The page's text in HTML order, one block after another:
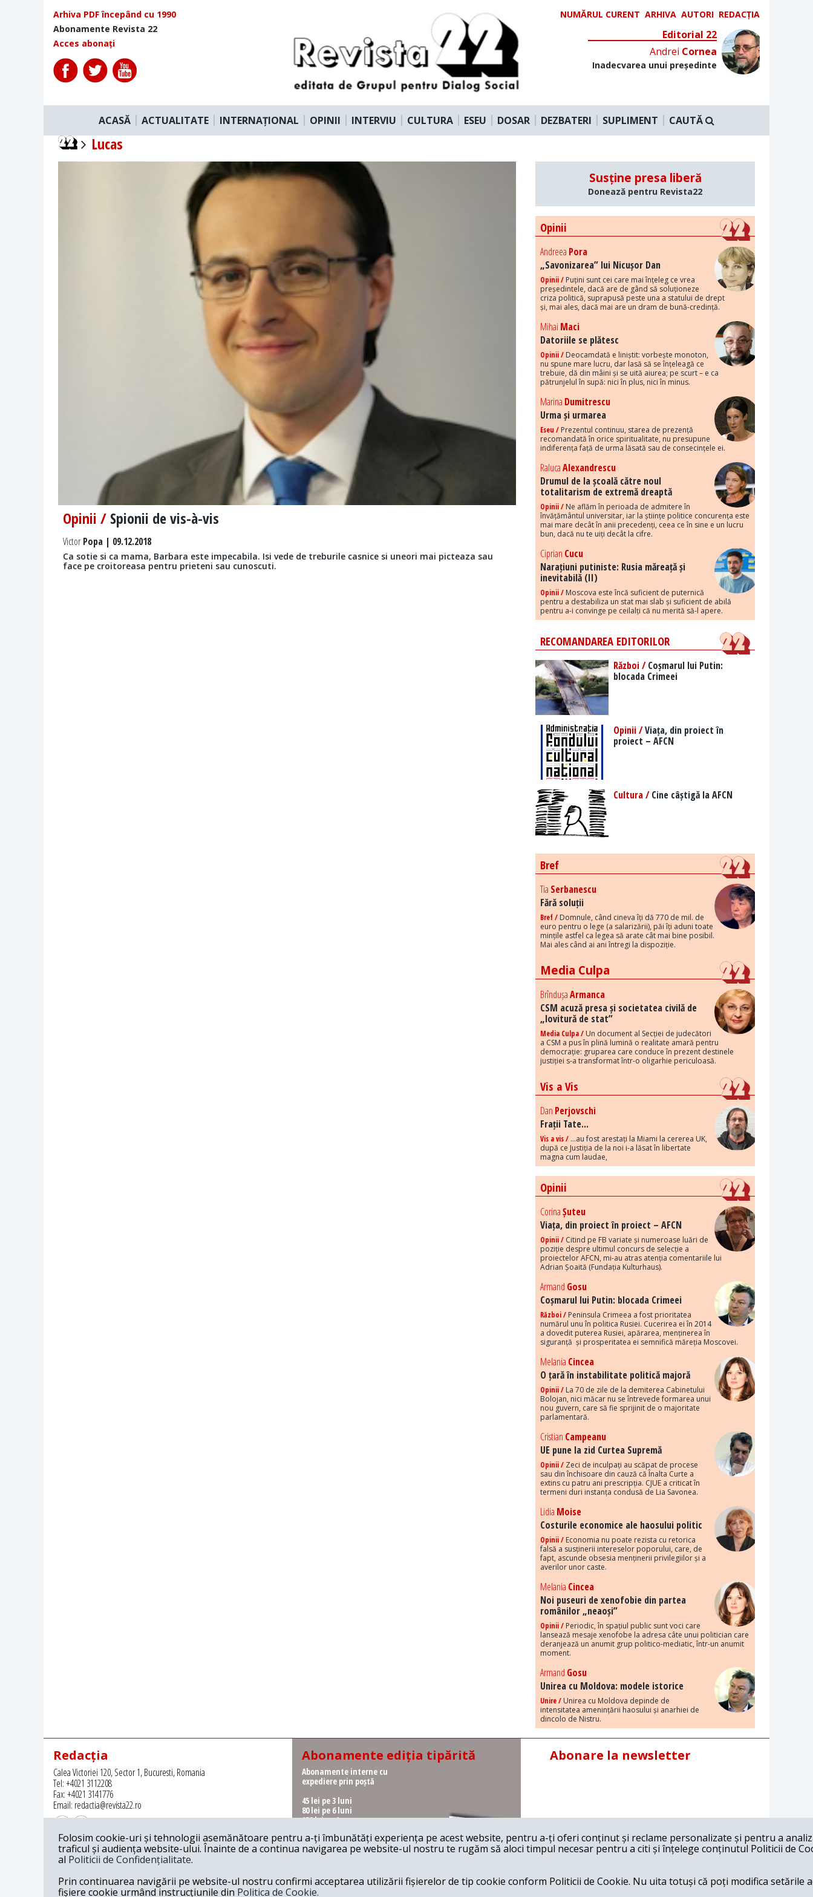
Arhiva PDF începând cu 1990
Abonamente Revista 22
Acces abonați
NUMĂRUL CURENT ARHIVA AUTORI REDACȚIA
Editorial 22
Andrei Cornea
Inadecvarea unui președinte
ACASĂ ACTUALITATE INTERNAȚIONAL OPINII INTERVIU CULTURA ESEU DOSAR DEZBATERI SUPLIMENT CAUTĂ
Lucas
Opinii / Spionii de vis-à-vis
VictorPopa | 09.12.2018
Ca sotie si ca mama, Barbara este impecabila. Isi vede de treburile casnice si uneori mai picteaza sau
face pe croitoreasa pentru prieteni sau cunoscuti.
Susține presa liberă
Donează pentru Revista22
Opinii
Andreea Pora
„Savonizarea” lui Nicușor Dan
Opinii / Puțini sunt cei care mai înțeleg ce vrea
președintele, dacă are de gând să soluționeze
criza politică, suprapusă peste una a statului de drept
și, mai ales, dacă mai are un dram de bună-credință.
Mihai Maci
Datoriile se plătesc
Opinii / Deocamdată e liniștit: vorbește monoton,
nu spune mare lucru, dar lasă să se înțeleagă ce
trebuie, dă din mâini și se uită aiurea; pe scurt – e ca
pătrunjelul în supă: nici în plus, nici în minus.
Marina Dumitrescu
Urma și urmarea
Eseu / Prezentul continuu, starea de prezență
recomandată în orice spiritualitate, nu presupune
indiferența față de urma lăsată sau de consecințele ei.
RalucaAlexandrescu
Drumul de la școală către noul
totalitarism de extremă dreaptă
Opinii / Ne aflăm în perioada de admitere în
învățământul universitar, iar la științe politice concurența este
mai mare decât în anii precedenți, ceea ce în sine e un lucru
bun, dacă nu te uiți decât la cifre.
Ciprian Cucu
Narațiuni putiniste: Rusia măreață și
inevitabilă (II)
Opinii / Moscova este încă suficient de puternică
pentru a destabiliza un stat mai slab și suficient de abilă
pentru a-i convinge pe ceilalți că nu merită să-l apere.
RECOMANDAREA EDITORILOR
Război /Coșmarul lui Putin:
blocada Crimeei
Opinii /Viața, din proiect în
proiect – AFCN
Cultura /Cine câștigă la AFCN
Bref
Tia Serbanescu
Fără soluții
Bref / Domnule, când cineva îți dă 770 de mil. de
euro pentru o lege (a salarizării), păi îți aduni toate
mințile astfel ca legea să arate cât mai bine posibil.
Mai ales când ai ani întregi la dispoziție.
Media Culpa
BrîndușaArmanca
CSM acuză presa și societatea civilă de
„lovitură de stat”
Media Culpa / Un document al Secției de judecători
a CSM a pus în plină lumină o realitate amară pentru
democrație: gruparea care conduce în prezent destinele
justiției s-a transformat într-o oligarhie periculoasă.
Vis a Vis
Dan Perjovschi
Frații Tate...
Vis a vis / ...au fost arestați la Miami la cererea UK,
după ce Justiția de la noi i-a lăsat în libertate
magna cum laudae,
Opinii
CorinaȘuteu
Viața, din proiect în proiect – AFCN
Opinii / Citind pe FB variate și numeroase luări de
poziție despre ultimul concurs de selecție a
proiectelor AFCN, mi-au atras atenția comentariile lui
Adrian Șoaită (Fundația Kulturhaus).
Armand Gosu
Coșmarul lui Putin: blocada Crimeei
Război / Peninsula Crimeea a fost prioritatea
numărul unu în politica Rusiei. Cucerirea ei în 2014
a dovedit puterea Rusiei, apărarea, menținerea în
siguranță și prosperitatea ei semnifică măreția Moscovei.
Melania Cincea
O țară în instabilitate politică majoră
Opinii / La 70 de zile de la demiterea Cabinetului
Bolojan, nici măcar nu se întrevede formarea unui
nou guvern, care să fie sprijinit de o majoritate
parlamentară.
Cristian Campeanu
UE pune la zid Curtea Supremă
Opinii / Zeci de inculpați au scăpat de procese
sau din închisoare din cauză că Înalta Curte a
extins cu patru ani prescripția. CJUE a criticat în
termeni duri instanța condusă de Lia Savonea.
Lidia Moise
Costurile economice ale haosului politic
Opinii / Economia nu poate rezista cu retorica
falsă a susținerii intereselor poporului, care, de
fapt, ascunde obsesia menținerii privilegiilor și a
averilor unor caste.
Melania Cincea
Noi puseuri de xenofobie din partea
românilor „neaoși”
Opinii / Periodic, în spațiul public sunt voci care
lansează mesaje xenofobe la adresa câte unui politician care
deranjează un anumit grup politico-mediatic, într-un anumit
moment.
Armand Gosu
Unirea cu Moldova: modele istorice
Unire / Unirea cu Moldova depinde de
intensitatea amenințării haosului și anarhiei de
dincolo de Nistru.
Redacția
Calea Victoriei 120, Sector 1, Bucuresti, Romania
Tel: +4021 3112208
Fax: +4021 3141776
Email: redactia@revista22.ro
Revista 22 este editata de
Abonamente ediția tipărită
Abonamente interne cu
expediere prin poștă
45 lei pe 3 luni
80 lei pe 6 luni
150 lei pe 1 an
Abonamente interne cu
ridicare de la redacție
62 lei pe 6 luni
115 lei pe 1 an
Abonare la newsletter
Folosim cookie-uri și tehnologii asemănătoare pentru a-ți îmbunătăți experiența pe acest website, pentru a-ți oferi conținut și reclame personalizate și pentru a
traficul și audiența website-ului. Înainte de a continua navigarea pe website-ul nostru te rugăm să aloci timpul necesar pentru a citi și înțelege conținutul Politicii de
al Politicii de Confidențialitate.
Prin continuarea navigării pe website-ul nostru confirmi acceptarea utilizării fișierelor de tip cookie conform Politicii de Cookie. Nu uita totuși că poți modifica setările
fișiere cookie urmând instrucțiunile din Politica de Cookie.